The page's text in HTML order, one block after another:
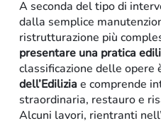
A seconda del tipo di
dalla semplice
ristrutturazione più
presentare una pratica
classificazione delle opere
dell’Edilizia e comprende
straordinaria, restauro e
Alcuni lavori, rientranti nell’